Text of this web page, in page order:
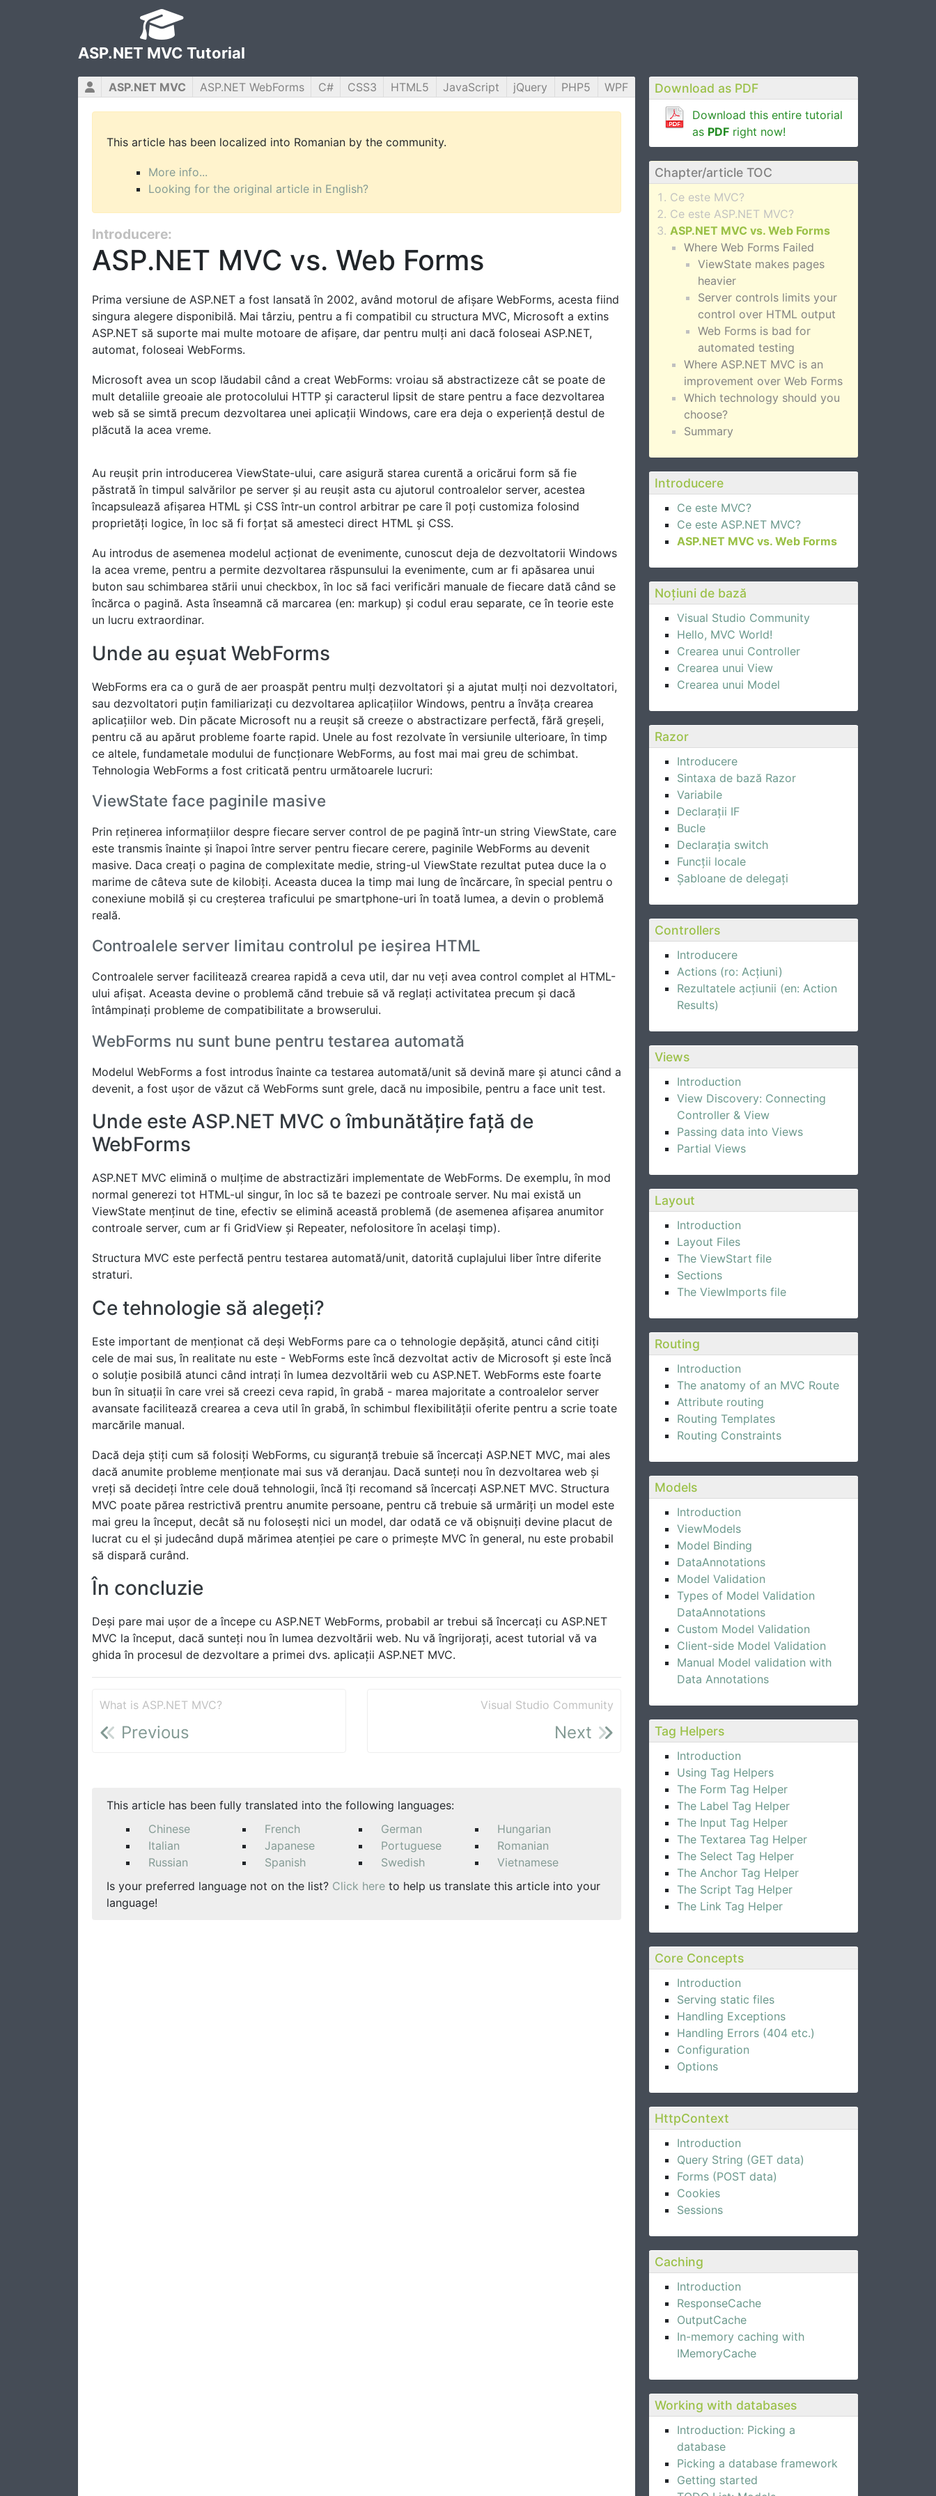
ASP.NET MVC Tutorial
Download as PDF
Download this entire tutorial
as PDF right now!
Chapter/article TOC
Ce este MVC?
Ce este ASP.NET MVC?
ASP.NET MVC vs. Web Forms
Where Web Forms Failed
ViewState makes pages
heavier
Server controls limits your
control over HTML output
Web Forms is bad for
automated testing
Where ASP.NET MVC is an
improvement over Web Forms
Which technology should you
choose?
Summary
Introducere
Ce este MVC?
Ce este ASP.NET MVC?
ASP.NET MVC vs. Web Forms
Noțiuni de bază
Visual Studio Community
Hello, MVC World!
Crearea unui Controller
Crearea unui View
Crearea unui Model
Razor
Introducere
Sintaxa de bază Razor
Variabile
Declarații IF
Bucle
Declarația switch
Funcții locale
Șabloane de delegați
Controllers
Introducere
Actions (ro: Acțiuni)
Rezultatele acțiunii (en: Action
Results)
Views
Introduction
View Discovery: Connecting
Controller & View
Passing data into Views
Partial Views
Layout
Introduction
Layout Files
The ViewStart file
Sections
The ViewImports file
Routing
Introduction
The anatomy of an MVC Route
Attribute routing
Routing Templates
Routing Constraints
Models
Introduction
ViewModels
Model Binding
DataAnnotations
Model Validation
Types of Model Validation
DataAnnotations
Custom Model Validation
Client-side Model Validation
Manual Model validation with
Data Annotations
Tag Helpers
Introduction
Using Tag Helpers
The Form Tag Helper
The Label Tag Helper
The Input Tag Helper
The Textarea Tag Helper
The Select Tag Helper
The Anchor Tag Helper
The Script Tag Helper
The Link Tag Helper
Core Concepts
Introduction
Serving static files
Handling Exceptions
Handling Errors (404 etc.)
Configuration
Options
HttpContext
Introduction
Query String (GET data)
Forms (POST data)
Cookies
Sessions
Caching
Introduction
ResponseCache
OutputCache
In-memory caching with
IMemoryCache
Working with databases
Introduction: Picking a
database
Picking a database framework
Getting started
ASP.NET MVC ASP.NET WebForms C# CSS3 HTML5 JavaScript jQuery PHP5 WPF
This article has been localized into Romanian by the community.
More info...
Looking for the original article in English?
Introducere:
ASP.NET MVC vs. Web Forms
Prima versiune de ASP.NET a fost lansată în 2002, având motorul de afișare WebForms, acesta fiind
singura alegere disponibilă. Mai târziu, pentru a fi compatibil cu structura MVC, Microsoft a extins
ASP.NET să suporte mai multe motoare de afișare, dar pentru mulți ani dacă foloseai ASP.NET,
automat, foloseai WebForms.
Microsoft avea un scop lăudabil când a creat WebForms: vroiau să abstractizeze cât se poate de
mult detaliile greoaie ale protocolului HTTP și caracterul lipsit de stare pentru a face dezvoltarea
web să se simtă precum dezvoltarea unei aplicații Windows, care era deja o experiență destul de
plăcută la acea vreme.
Au reușit prin introducerea ViewState-ului, care asigură starea curentă a oricărui form să fie
păstrată în timpul salvărilor pe server și au reușit asta cu ajutorul controalelor server, acestea
încapsulează afișarea HTML și CSS într-un control arbitrar pe care îl poți customiza folosind
proprietăți logice, în loc să fi forțat să amesteci direct HTML și CSS.
Au introdus de asemenea modelul acționat de evenimente, cunoscut deja de dezvoltatorii Windows
la acea vreme, pentru a permite dezvoltarea răspunsului la evenimente, cum ar fi apăsarea unui
buton sau schimbarea stării unui checkbox, în loc să faci verificări manuale de fiecare dată când se
încărca o pagină. Asta înseamnă că marcarea (en: markup) și codul erau separate, ce în teorie este
un lucru extraordinar.
Unde au eșuat WebForms
WebForms era ca o gură de aer proaspăt pentru mulți dezvoltatori și a ajutat mulți noi dezvoltatori,
sau dezvoltatori puțin familiarizați cu dezvoltarea aplicațiilor Windows, pentru a învăța crearea
aplicațiilor web. Din păcate Microsoft nu a reușit să creeze o abstractizare perfectă, fără greșeli,
pentru că au apărut probleme foarte rapid. Unele au fost rezolvate în versiunile ulterioare, în timp
ce altele, fundametale modului de funcționare WebForms, au fost mai mai greu de schimbat.
Tehnologia WebForms a fost criticată pentru următoarele lucruri:
ViewState face paginile masive
Prin reținerea informațiilor despre fiecare server control de pe pagină într-un string ViewState, care
este transmis înainte și înapoi între server pentru fiecare cerere, paginile WebForms au devenit
masive. Daca creați o pagina de complexitate medie, string-ul ViewState rezultat putea duce la o
marime de câteva sute de kilobiți. Aceasta ducea la timp mai lung de încărcare, în special pentru o
conexiune mobilă și cu creșterea traficului pe smartphone-uri în toată lumea, a devin o problemă
reală.
Controalele server limitau controlul pe ieșirea HTML
Controalele server facilitează crearea rapidă a ceva util, dar nu veți avea control complet al HTML-
ului afișat. Aceasta devine o problemă cănd trebuie să vă reglați activitatea precum și dacă
întâmpinați probleme de compatibilitate a browserului.
WebForms nu sunt bune pentru testarea automată
Modelul WebForms a fost introdus înainte ca testarea automată/unit să devină mare și atunci când a
devenit, a fost ușor de văzut că WebForms sunt grele, dacă nu imposibile, pentru a face unit test.
Unde este ASP.NET MVC o îmbunătățire față de
WebForms
ASP.NET MVC elimină o mulțime de abstractizări implementate de WebForms. De exemplu, în mod
normal generezi tot HTML-ul singur, în loc să te bazezi pe controale server. Nu mai există un
ViewState menținut de tine, efectiv se elimină această problemă (de asemenea afișarea anumitor
controale server, cum ar fi GridView și Repeater, nefolositore în același timp).
Structura MVC este perfectă pentru testarea automată/unit, datorită cuplajului liber între diferite
straturi.
Ce tehnologie să alegeți?
Este important de menționat că deși WebForms pare ca o tehnologie depășită, atunci când citiți
cele de mai sus, în realitate nu este - WebForms este încă dezvoltat activ de Microsoft și este încă
o soluție posibilă atunci când intrați în lumea dezvoltării web cu ASP.NET. WebForms este foarte
bun în situații în care vrei să creezi ceva rapid, în grabă - marea majoritate a controalelor server
avansate facilitează crearea a ceva util în grabă, în schimbul flexibilității oferite pentru a scrie toate
marcările manual.
Dacă deja știți cum să folosiți WebForms, cu siguranță trebuie să încercați ASP.NET MVC, mai ales
dacă anumite probleme menționate mai sus vă deranjau. Dacă sunteți nou în dezvoltarea web și
vreți să decideți între cele două tehnologii, încă îți recomand să încercați ASP.NET MVC. Structura
MVC poate părea restrictivă prentru anumite persoane, pentru că trebuie să urmăriți un model este
mai greu la început, decât să nu folosești nici un model, dar odată ce vă obișnuiți devine placut de
lucrat cu el și judecând după mărimea atenției pe care o primește MVC în general, nu este probabil
să dispară curând.
În concluzie
Deși pare mai ușor de a începe cu ASP.NET WebForms, probabil ar trebui să încercați cu ASP.NET
MVC la început, dacă sunteți nou în lumea dezvoltării web. Nu vă îngrijorați, acest tutorial vă va
ghida în procesul de dezvoltare a primei dvs. aplicații ASP.NET MVC.
What is ASP.NET MVC?
Previous
Visual Studio Community
Next
This article has been fully translated into the following languages:
Chinese
French German
Hungarian
Italian
Japanese Portuguese
Romanian
Russian
Spanish Swedish
Vietnamese
Is your preferred language not on the list? Click here to help us translate this article into your
language!